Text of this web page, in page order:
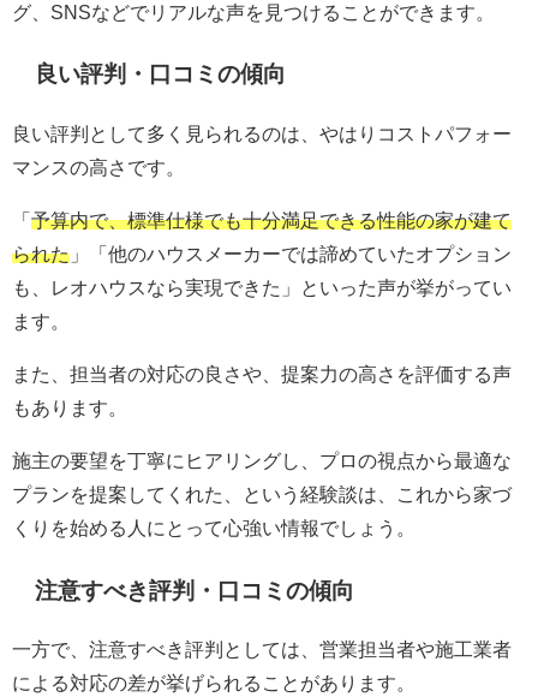
グ、SNSなどでリアルな声を見つけることができます。
良い評判・口コミの傾向
良い評判として多く見られるのは、やはりコストパフォー
マンスの高さです。
「 予算内で、標準仕様でも十分満足できる性能の家が建て
られた 」「他のハウスメーカーでは諦めていたオプション
も、レオハウスなら実現できた」といった声が挙がってい
ます。
また、担当者の対応の良さや、提案力の高さを評価する声
もあります。
施主の要望を丁寧にヒアリングし、プロの視点から最適な
プランを提案してくれた、という経験談は、これから家づ
くりを始める人にとって心強い情報でしょう。
注意すべき評判・口コミの傾向
一方で、注意すべき評判としては、営業担当者や施工業者
による対応の差が挙げられることがあります。